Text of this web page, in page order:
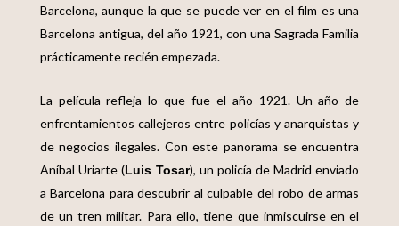
Barcelona, aunque la que se puede ver en el film es una
Barcelona antigua, del año 1921, con una Sagrada Familia
prácticamente recién empezada.
La película refleja lo que fue el año 1921. Un año de
enfrentamientos callejeros entre policías y anarquistas y
de negocios ilegales. Con este panorama se encuentra
Aníbal Uriarte (Luis Tosar), un policía de Madrid enviado
a Barcelona para descubrir al culpable del robo de armas
de un tren militar. Para ello, tiene que inmiscuirse en el